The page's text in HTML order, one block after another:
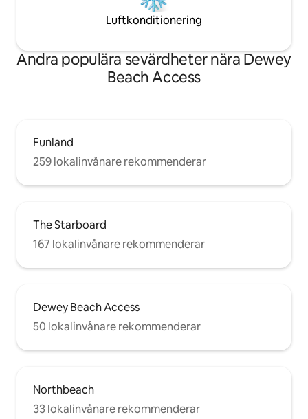
Luftkonditionering
Andra populära sevärdheter nära Dewey
Beach Access
Funland
259 lokalinvånare rekommenderar
The Starboard
167 lokalinvånare rekommenderar
Dewey Beach Access
50 lokalinvånare rekommenderar
Northbeach
33 lokalinvånare rekommenderar